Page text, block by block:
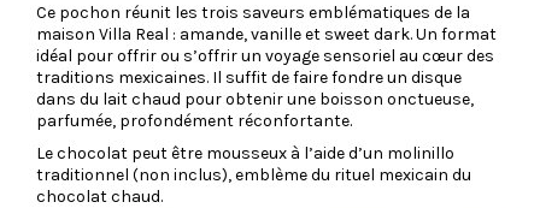
Ce pochon réunit les trois saveurs emblématiques de la
maison Villa Real : amande, vanille et sweet dark. Un format
idéal pour offrir ou s’offrir un voyage sensoriel au cœur des
traditions mexicaines. Il suffit de faire fondre un disque
dans du lait chaud pour obtenir une boisson onctueuse,
parfumée, profondément réconfortante.
Le chocolat peut être mousseux à l’aide d’un molinillo
traditionnel (non inclus), emblème du rituel mexicain du
chocolat chaud.